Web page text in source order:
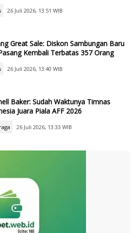
26 Juli 2026, 13:51 WIB
Great Sale: Diskon Sambungan Baru
Kembali Terbatas 357 Orang
26 Juli 2026, 13:40 WIB
Baker: Sudah Waktunya Timnas
Juara Piala AFF 2026
26 Juli 2026, 13:33 WIB